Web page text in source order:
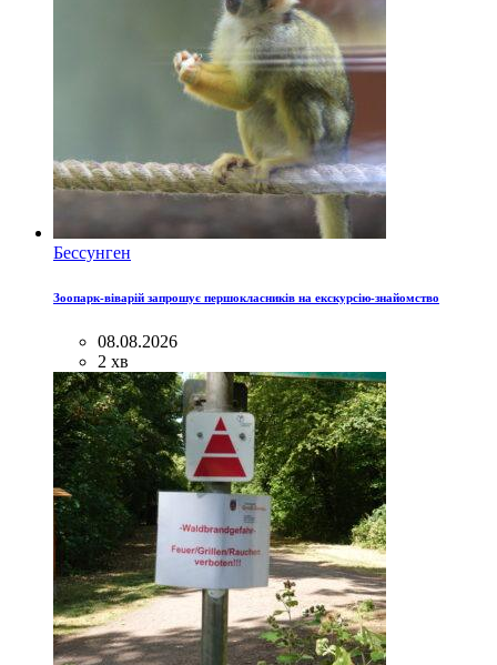
Бессунген
Зоопарк-віварій запрошує першокласників на екскурсію-знайомство
08.08.2026
2 хв